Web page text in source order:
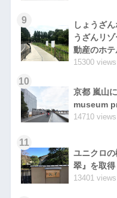
9
しょうざ
うざんリ
動産のホ
15300 views
10
京都 嵐山
museum
14710 views
11
ユニクロ
翠』を取得
13401 views